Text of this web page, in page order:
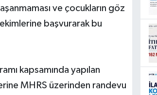
ve çocukların göz
başvurarak bu
kapsamında yapılan
MHRS üzerinden randevu